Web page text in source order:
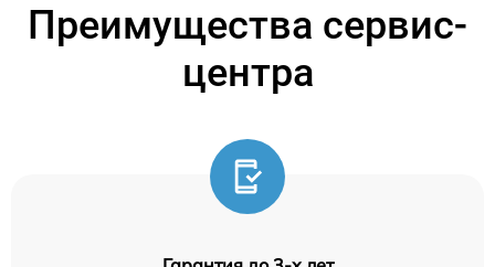
Преимущества сервис-
центра